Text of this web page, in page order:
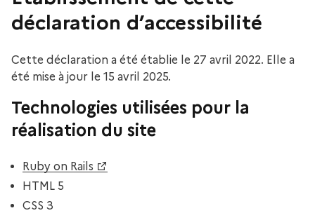
déclaration d’accessibilité
Cette déclaration a été établie le 27 avril 2022. Elle a
été mise à jour le 15 avril 2025.
Technologies utilisées pour la
réalisation du site
Ruby on Rails
HTML 5
CSS 3